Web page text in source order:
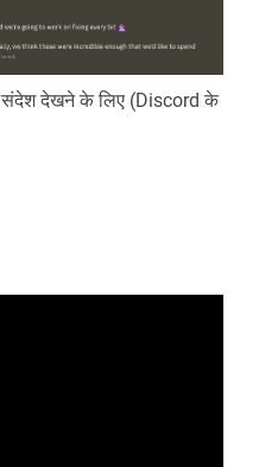
संदेश देखने के लिए (Discord के